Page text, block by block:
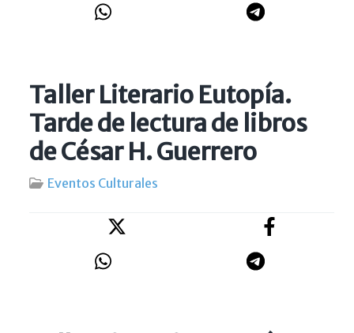
Taller Literario Eutopía.
Tarde de lectura de libros
de César H. Guerrero
Eventos Culturales